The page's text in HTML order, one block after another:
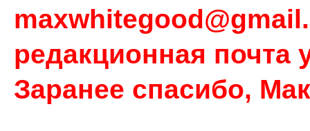
редакционная почта
Заранее спасибо,